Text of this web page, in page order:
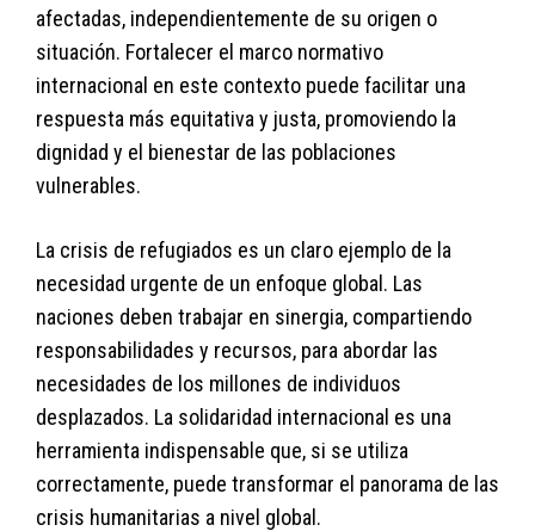
afectadas, independientemente de su origen o
situación. Fortalecer el marco normativo
internacional en este contexto puede facilitar una
respuesta más equitativa y justa, promoviendo la
dignidad y el bienestar de las poblaciones
vulnerables.
La crisis de refugiados es un claro ejemplo de la
necesidad urgente de un enfoque global. Las
naciones deben trabajar en sinergia, compartiendo
responsabilidades y recursos, para abordar las
necesidades de los millones de individuos
desplazados. La solidaridad internacional es una
herramienta indispensable que, si se utiliza
correctamente, puede transformar el panorama de las
crisis humanitarias a nivel global.